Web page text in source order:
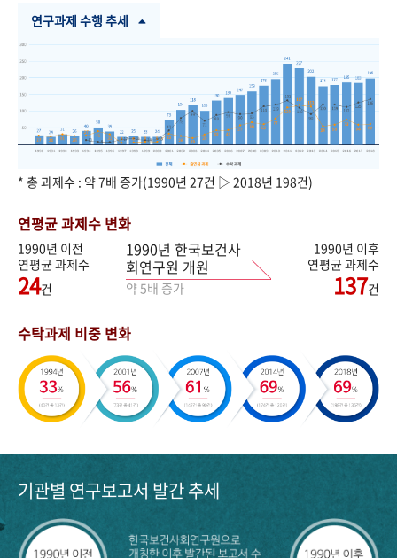
연구과제 수행 추세
* 총 과제수 : 약 7배 증가(1990년 27건 ▷ 2018년 198건)
연평균 과제수 변화
1990년 이전
연평균 과제수
24건
1990년 한국보건사
회연구원 개원
약 5배 증가
1990년 이후
연평균 과제수
137건
수탁과제 비중 변화
기관별 연구보고서 발간 추세